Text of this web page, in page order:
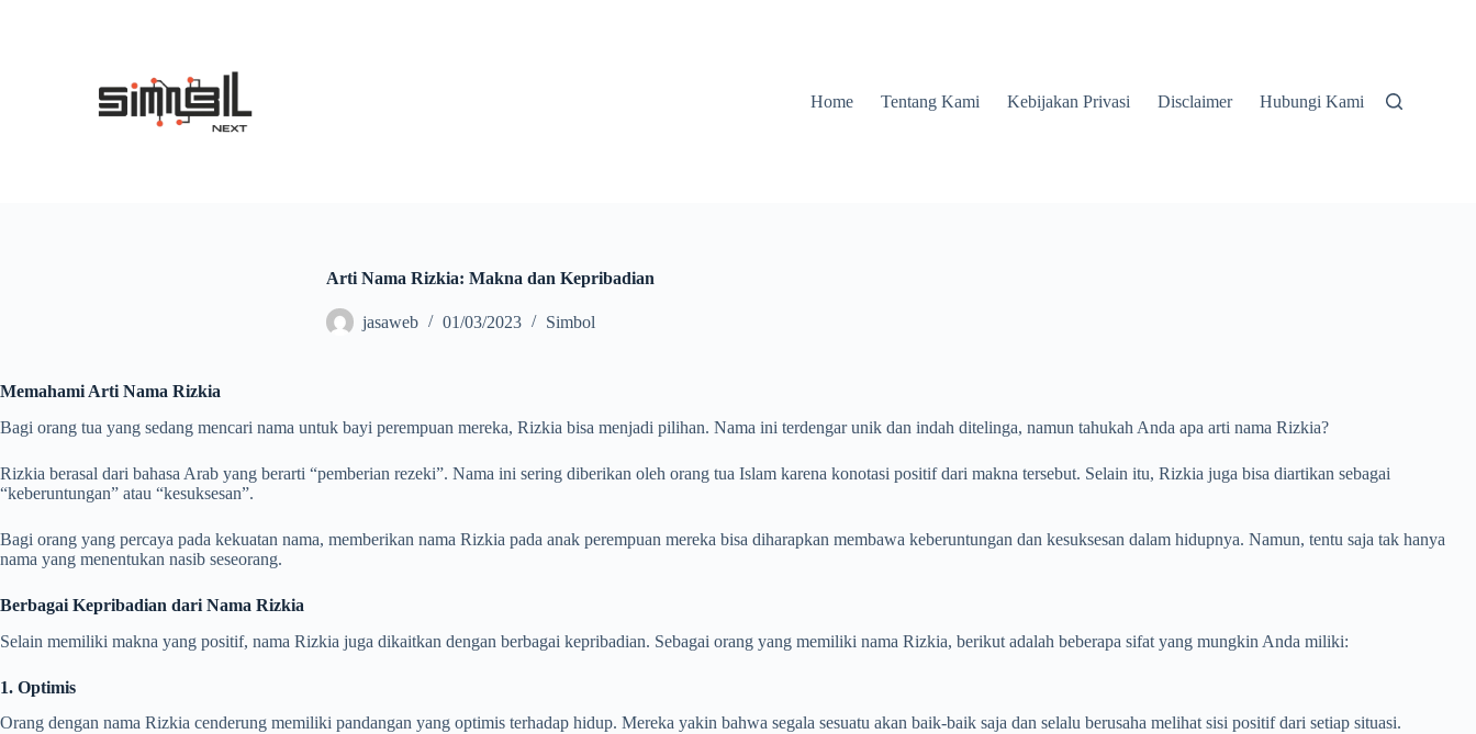
Home Tentang Kami Kebijakan Privasi Disclaimer Hubungi Kami
Arti Nama Rizkia: Makna dan Kepribadian
jasaweb 01/03/2023 Simbol
Memahami Arti Nama Rizkia
Bagi orang tua yang sedang mencari nama untuk bayi perempuan mereka, Rizkia bisa menjadi pilihan. Nama ini terdengar unik dan indah ditelinga, namun tahukah Anda apa arti nama Rizkia?
Rizkia berasal dari bahasa Arab yang berarti “pemberian rezeki”. Nama ini sering diberikan oleh orang tua Islam karena konotasi positif dari makna tersebut. Selain itu, Rizkia juga bisa diartikan sebagai
“keberuntungan” atau “kesuksesan”.
Bagi orang yang percaya pada kekuatan nama, memberikan nama Rizkia pada anak perempuan mereka bisa diharapkan membawa keberuntungan dan kesuksesan dalam hidupnya. Namun, tentu saja tak hanya
nama yang menentukan nasib seseorang.
Berbagai Kepribadian dari Nama Rizkia
Selain memiliki makna yang positif, nama Rizkia juga dikaitkan dengan berbagai kepribadian. Sebagai orang yang memiliki nama Rizkia, berikut adalah beberapa sifat yang mungkin Anda miliki:
1. Optimis
Orang dengan nama Rizkia cenderung memiliki pandangan yang optimis terhadap hidup. Mereka yakin bahwa segala sesuatu akan baik-baik saja dan selalu berusaha melihat sisi positif dari setiap situasi.